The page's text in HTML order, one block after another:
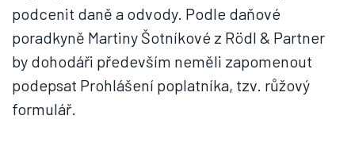
podcenit daně a odvody. Podle daňové
poradkyně Martiny Šotníkové z Rödl & Partner
by dohodáři především neměli zapomenout
podepsat Prohlášení poplatníka, tzv. růžový
formulář.